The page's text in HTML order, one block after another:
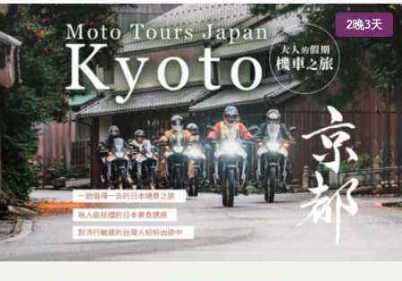
2晚3天